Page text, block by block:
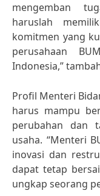
mengemban
haruslah
komitmen yang
perusahaan
Indonesia,”
Profil Menteri
harus mampu
perubahan dan
usaha. “Menteri
inovasi dan
dapat tetap
ungkap seorang